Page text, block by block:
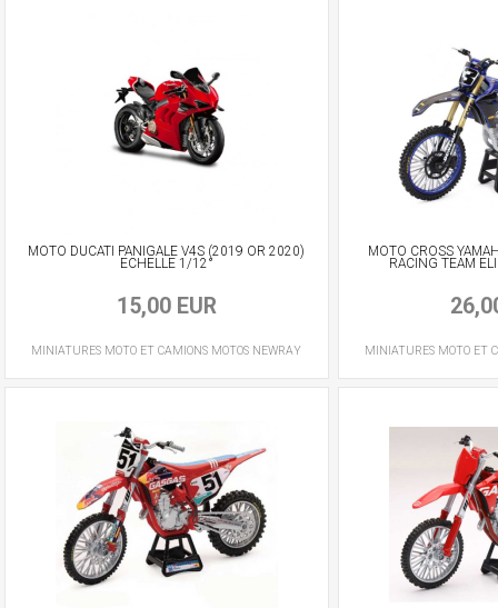
MOTO DUCATI PANIGALE V4S (2019 OR 2020)
ECHELLE 1/12°
15,00 EUR
MINIATURES MOTO ET CAMIONS MOTOS NEWRAY
MOTO CROSS
RACING TEAM
MINIATURES MOTO ET